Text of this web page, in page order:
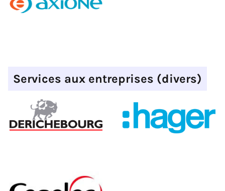
Services aux entreprises (divers)